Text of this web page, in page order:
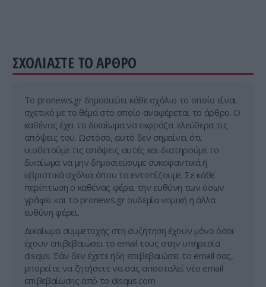
ΣΧΟΛΙΑΣΤΕ ΤΟ ΑΡΘΡΟ
Tο pronews.gr δημοσιεύει κάθε σχόλιο το οποίο είναι
σχετικό με το θέμα στο οποίο αναφέρεται το άρθρο. Ο
καθένας έχει το δικαίωμα να εκφράζει ελεύθερα τις
απόψεις του. Ωστόσο, αυτό δεν σημαίνει ότι
υιοθετούμε τις απόψεις αυτές και διατηρούμε το
δικαίωμα να μην δημοσιεύουμε συκοφαντικά ή
υβριστικά σχόλια όπου τα εντοπίζουμε. Σε κάθε
περίπτωση ο καθένας φέρει την ευθύνη των όσων
γράφει και το pronews.gr ουδεμία νομική ή άλλα
ευθύνη φέρει.
Δικαίωμα συμμετοχής στη συζήτηση έχουν μόνο όσοι
έχουν επιβεβαιώσει το email τους στην υπηρεσία
disqus. Εάν δεν έχετε ήδη επιβεβαιώσει το email σας,
μπορείτε να ζητήσετε να σας αποσταλεί νέο email
επιβεβαίωσης από το disqus.com